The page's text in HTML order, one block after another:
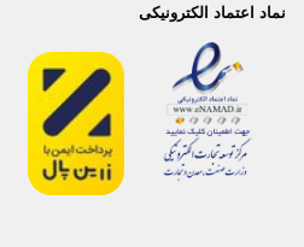
نماد اعتماد الکترونیکی